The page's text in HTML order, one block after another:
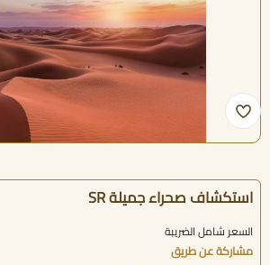
استكشاف صحراء جميلة SR
السعر شامل الضريبة
مشاركة عن طريق